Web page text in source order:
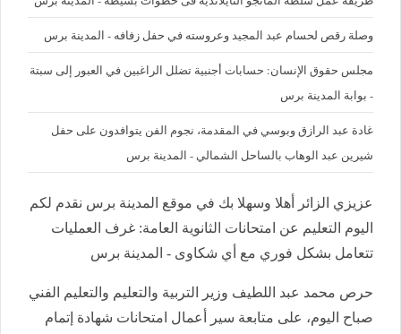
وصلة رقص لحسام عبد المجيد وعروسته في حفل زفافه - المدينة برس
مجلس حقوق الإنسان: حسابات أجنبية تضلل الراغبين في العبور إلى سبتة
- بوابة المدينة برس
غادة عبد الرازق وبوسي في المقدمة، نجوم الفن يتوافدون على حفل
شيرين عبد الوهاب بالساحل الشمالي - المدينة برس
عزيزي الزائر أهلا وسهلا بك في موقع المدينة برس نقدم لكم
اليوم التعليم عن امتحانات الثانوية العامة: غرف العمليات
تتعامل بشكل فوري مع أي شكاوى - المدينة برس
حرص محمد عبد اللطيف وزير التربية والتعليم والتعليم الفني
صباح اليوم، على متابعة سير أعمال امتحانات شهادة إتمام